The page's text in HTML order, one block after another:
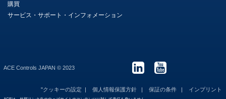
購買
サービス・サポート・インフォメーション
ACE Controls JAPAN © 2023
"クッキーの設定 個人情報保護方針 保証の条件 インプリント